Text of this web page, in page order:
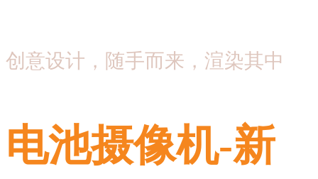
创意设计，随手而来，渲染其中
电池摄像机-新